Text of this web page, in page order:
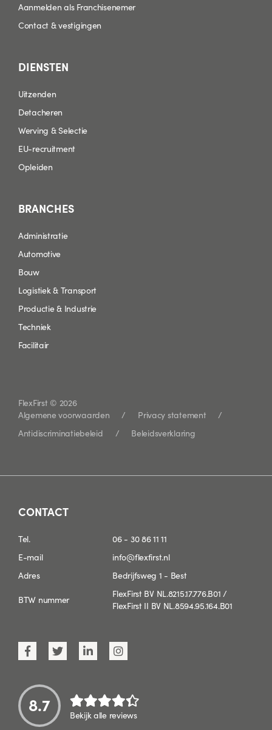
Aanmelden als Franchisenemer
Contact & vestigingen
DIENSTEN
Uitzenden
Detacheren
Werving & Selectie
EU-recruitment
Opleiden
BRANCHES
Administratie
Automotive
Bouw
Logistiek & Transport
Productie & Industrie
Techniek
Facilitair
FlexFirst © 2026
Algemene voorwaarden
Privacy statement
Antidiscriminatiebeleid
Beleidsverklaring
CONTACT
Tel.
06 - 30 86 11 11
E-mail
info@flexfirst.nl
Adres
Bedrijfsweg 1 - Best
BTW nummer
FlexFirst BV NL.8215.17.776.B01 /
FlexFirst II BV NL.8594.95.164.B01
8.7 Bekijk alle reviews